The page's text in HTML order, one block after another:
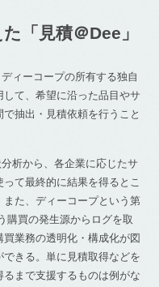
「見積＠Dee」
ィーコープの所有する独自
て、希望に沿った品目やサ
抽出・見積依頼を行うこと
析から、各企業に応じたサ
て最終的に結果を得るとこ
た、ディーコープという第
購買の発生源からログを取
業務の透明化・構成化が図
きる。単に見積取得などを
まで支援するものは例がな